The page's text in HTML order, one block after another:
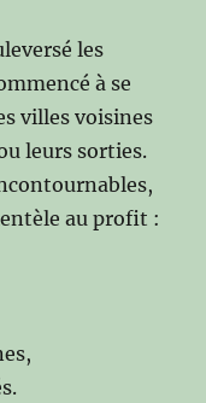
les
à se
villes voisines
leurs sorties.
au profit :